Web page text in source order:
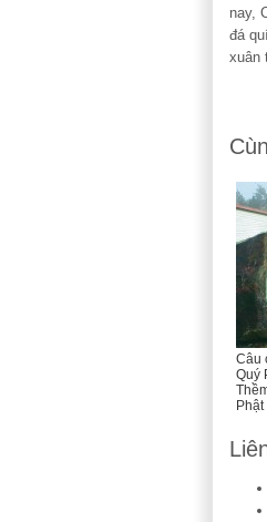
nay,
đá
xuân
Câu
Quý